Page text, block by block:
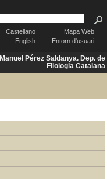
Mapa Web
Entorn d'usuari
Castellano
English
Manuel Pérez Saldanya. Dep. de
Filologia Catalana